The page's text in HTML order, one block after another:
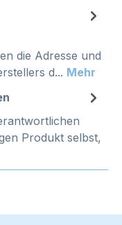
die Adresse und
d... Mehr
Produkt selbst,